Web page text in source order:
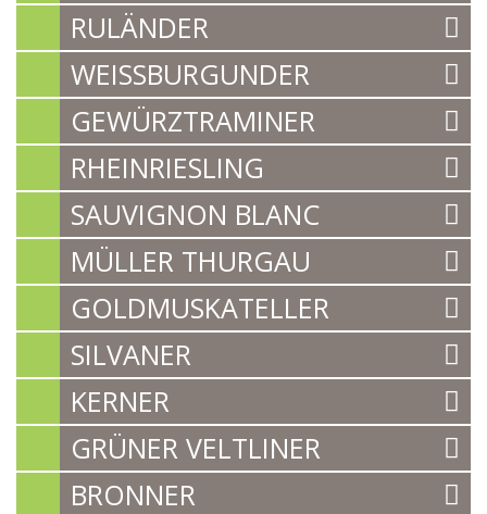
RULÄNDER
WEISSBURGUNDER
GEWÜRZTRAMINER
RHEINRIESLING
SAUVIGNON BLANC
MÜLLER THURGAU
GOLDMUSKATELLER
SILVANER
KERNER
GRÜNER VELTLINER
BRONNER